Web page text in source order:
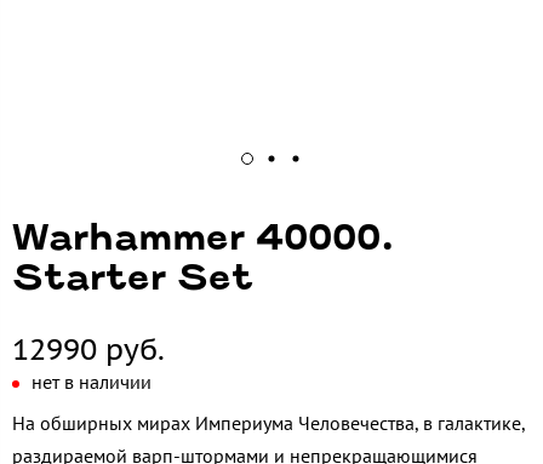
Warhammer 40000.
Starter Set
12990 руб.
нет в наличии
На обширных мирах Империума Человечества, в галактике,
раздираемой варп-штормами и непрекращающимися